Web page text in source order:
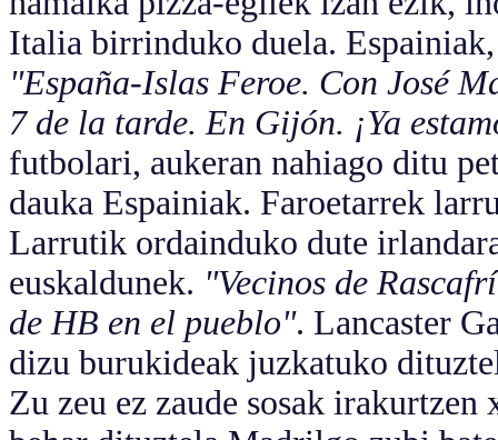
Italia birrinduko duela.
"España-Islas Feroe. Con José
7 de la tarde. En Gijón. ¡Ya
futbolari, aukeran nahiago ditu
dauka Espainiak. Faroetarrek
Larrutik ordainduko dute
euskaldunek. "Vecinos de
de HB en el pueblo". Lancaster
dizu burukideak juzkatuko
Zu zeu ez zaude sosak